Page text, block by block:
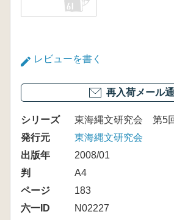
レビューを書く
再入荷メール
シリーズ
東海縄文研究会 第5
発行元
東海縄文研究会
出版年
2008/01
判
A4
ページ
183
六一ID
N02227